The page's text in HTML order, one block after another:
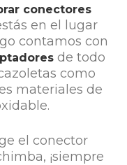
conectores
en el lugar
contamos con
de todo
como
materiales de
el conector
¡siempre